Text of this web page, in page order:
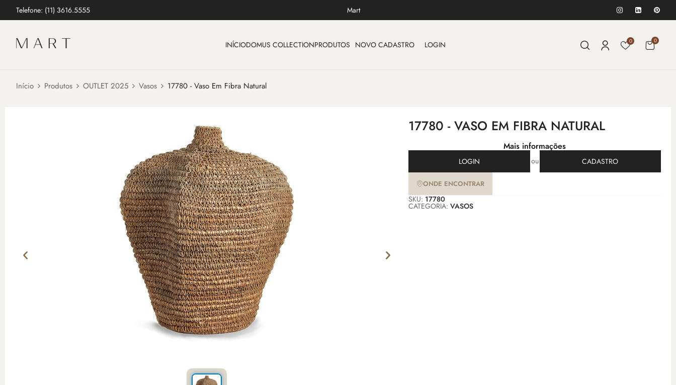
Telefone: (11) 3616.5555 Mart
INÍCIODOMUS COLLECTIONPRODUTOS NOVO CADASTRO LOGIN 0 0
Início Produtos OUTLET 2025 Vasos 17780 - Vaso Em Fibra Natural
17780 - VASO EM FIBRA NATURAL
Mais informações
LOGIN ou CADASTRO
ONDE ENCONTRAR
SKU: 17780
CATEGORIA:VASOS